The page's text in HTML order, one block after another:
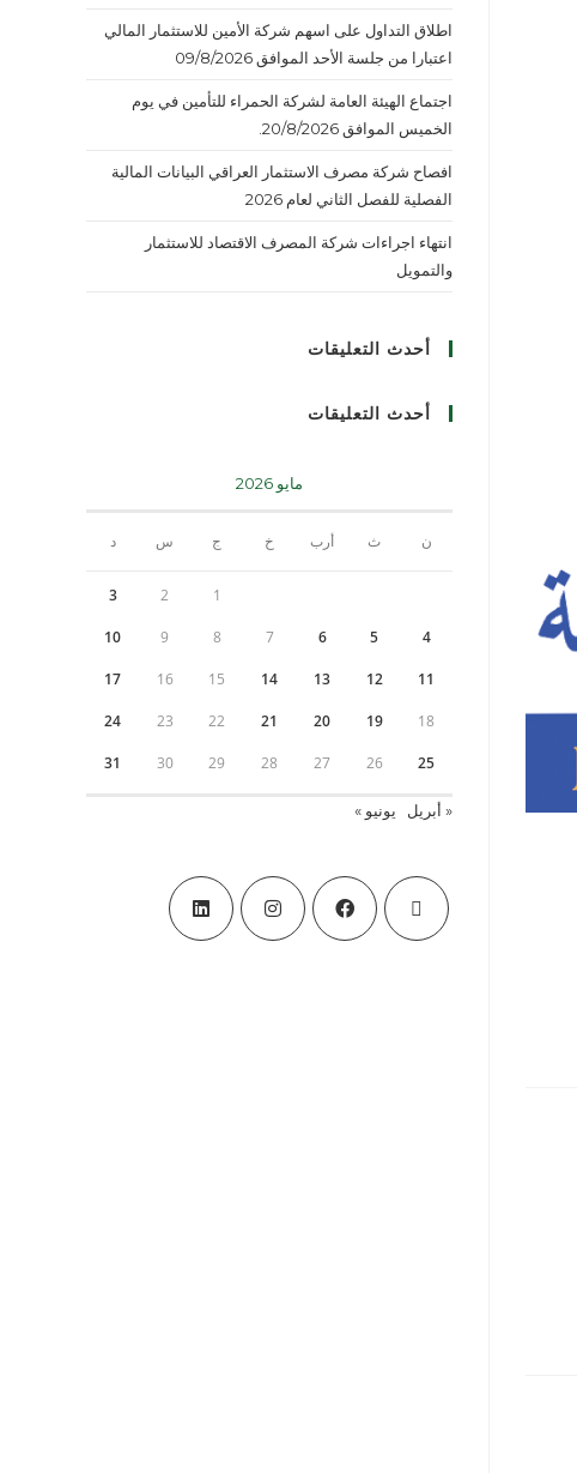
اطلاق التداول على اسهم شركة الأمين للاستثمار المالي
اعتبارا من جلسة الأحد الموافق 09/8/2026
اجتماع الهيئة العامة لشركة الحمراء للتأمين في يوم
الخميس الموافق 20/8/2026.
افصاح شركة مصرف الاستثمار العراقي البيانات المالية
الفصلية للفصل الثاني لعام 2026
انتهاء اجراءات شركة المصرف الاقتصاد للاستثمار
والتمويل
أحدث التعليقات
أحدث التعليقات
مايو 2026
ن ث أرب خ ج س د
1
2
3
4
5
6
7
8
9
10
11
12
13
14
15
16
17
18
19
20
21
22
23
24
25
26
27
28
29
30
31
« أبريل يونيو »